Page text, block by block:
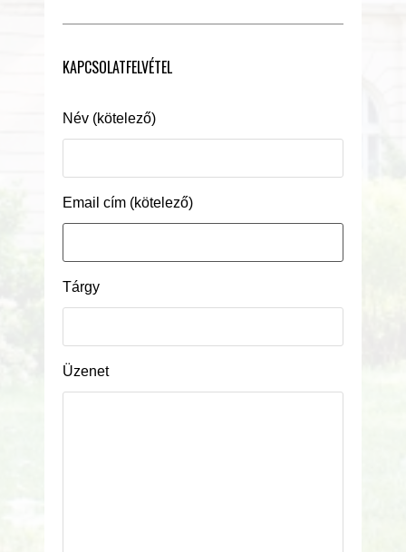
KAPCSOLATFELVÉTEL
Név (kötelező)
Email cím (kötelező)
Tárgy
Üzenet